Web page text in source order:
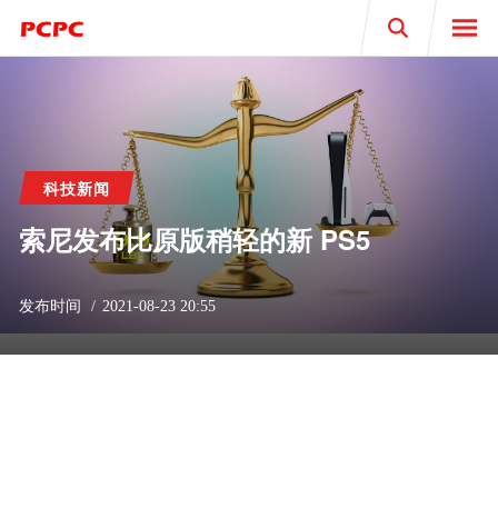
Search
科技新闻
索尼发布比原版稍轻的新 PS5
发布时间 2021-08-23 20:55